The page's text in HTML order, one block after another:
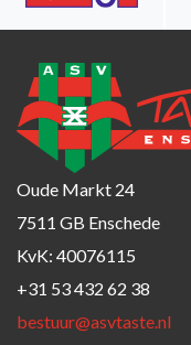
Oude Markt 24
7511 GB Enschede
KvK: 40076115
+31 53 432 62 38
bestuur@asvtaste.nl